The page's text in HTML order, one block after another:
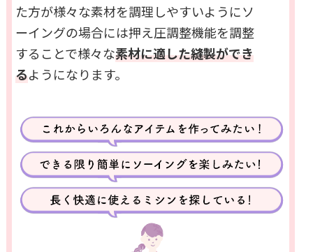
た方が様々な素材を調理しやすいようにソ
ーイングの場合には押え圧調整機能を調整
することで様々な素材に適した縫製ができ
るようになります。